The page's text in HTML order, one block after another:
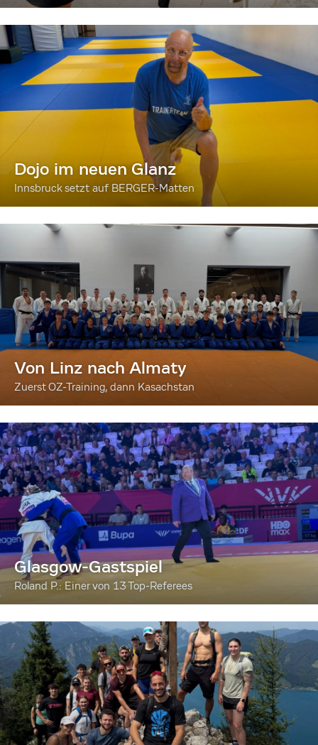
Dojo im neuen Glanz
Innsbruck setzt auf BERGER-Matten
Von Linz nach Almaty
Zuerst OZ-Training, dann Kasachstan
Glasgow-Gastspiel
Roland P.: Einer von 13 Top-Referees